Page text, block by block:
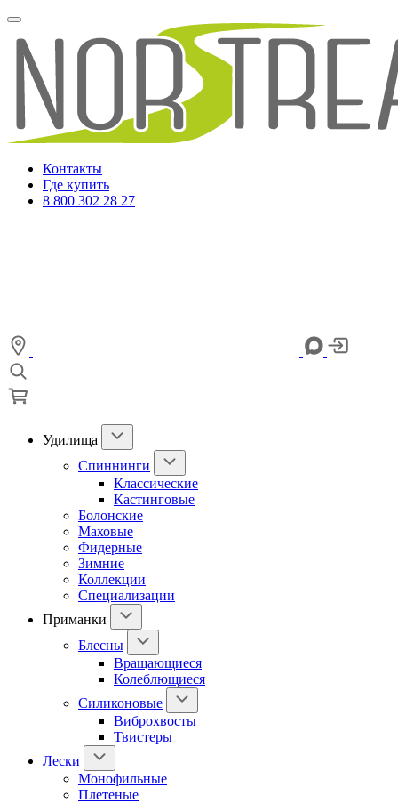
Контакты
Где купить
8 800 302 28 27
Удилища
Спиннинги
Классические
Кастинговые
Болонские
Маховые
Фидерные
Зимние
Коллекции
Специализации
Приманки
Блесны
Вращающиеся
Колеблющиеся
Силиконовые
Виброхвосты
Твистеры
Лески
Монофильные
Плетеные